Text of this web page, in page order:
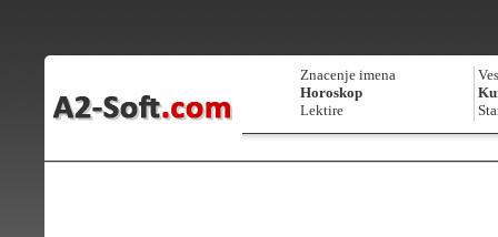
Znacenje imena
Horoskop
Lektire